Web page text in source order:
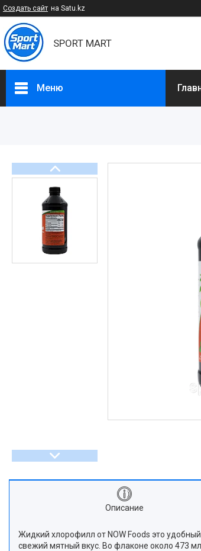
Создать сайт на Satu.kz
SPORT MART
Меню
Спортивные товары
Диетическое питание
Доставка и оплата
Описание
Жидкий хлорофилл от NOW Foods это
свежий мятный вкус. Во флаконе около 473